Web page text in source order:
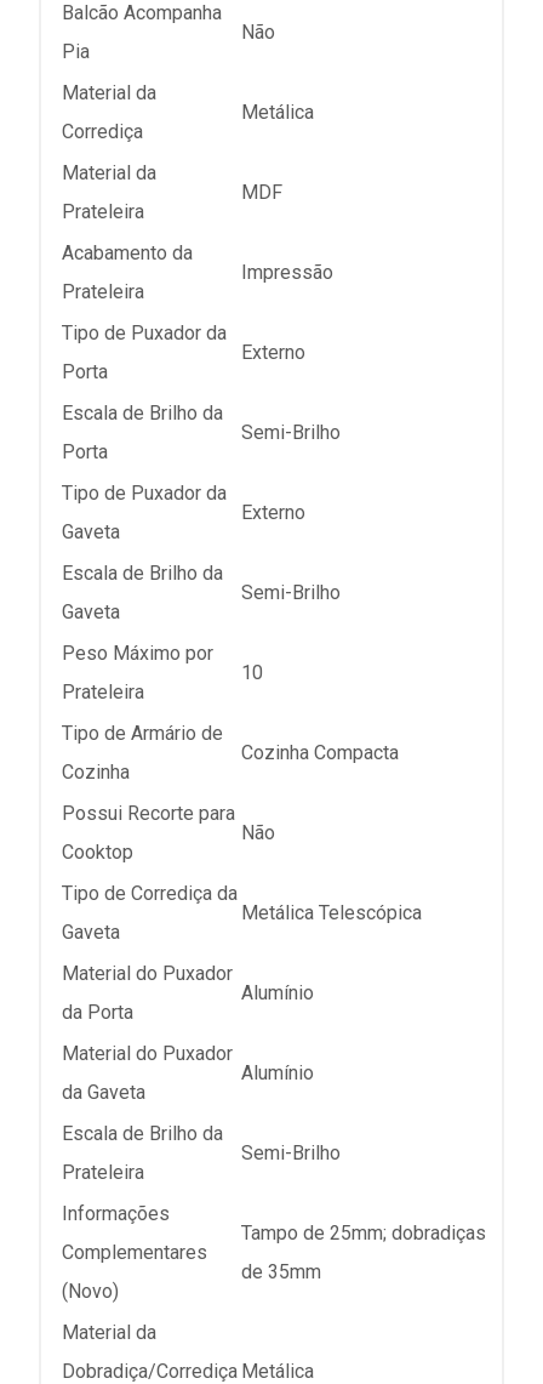
Balcão Acompanha
Pia
Não
Material da
Corrediça
Metálica
Material da
Prateleira
MDF
Acabamento da
Prateleira
Impressão
Tipo de Puxador da
Porta
Externo
Escala de Brilho da
Porta
Semi-Brilho
Tipo de Puxador da
Gaveta
Externo
Escala de Brilho da
Gaveta
Semi-Brilho
Peso Máximo por
Prateleira
10
Tipo de Armário de
Cozinha
Cozinha Compacta
Possui Recorte para
Cooktop
Não
Tipo de Corrediça da
Gaveta
Metálica Telescópica
Material do Puxador
da Porta
Alumínio
Material do Puxador
da Gaveta
Alumínio
Escala de Brilho da
Prateleira
Semi-Brilho
Informações
Complementares
(Novo)
Tampo de 25mm; dobradiças
de 35mm
Material da
Dobradiça/Corrediça Metálica